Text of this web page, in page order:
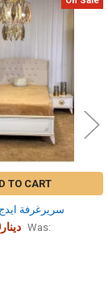
TO CART
سريرغرفة
250,000دينار Was: